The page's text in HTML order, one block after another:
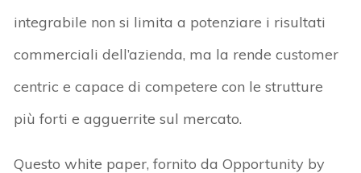
integrabile non si limita a potenziare i risultati
commerciali dell’azienda, ma la rende customer
centric e capace di competere con le strutture
più forti e agguerrite sul mercato.
Questo white paper, fornito da Opportunity by